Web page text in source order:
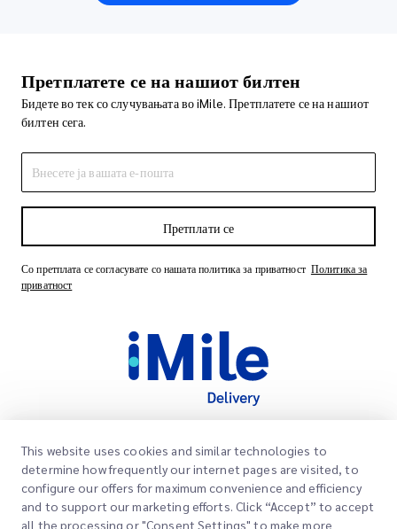
Претплатете се на нашиот билтен
Бидете во тек со случувањата во iMile. Претплатете се на нашиот
билтен сега.
Претплати се
Со претплата се согласувате со нашата политика за приватност Политика за
приватност
Брзи линкови
Локации на канцеларии
Корпоративно
Наши услуги
This website uses cookies and similar technologies to
determine how frequently our internet pages are visited, to
configure our offers for maximum convenience and efficiency
and to support our marketing efforts. Click “Accept” to accept
all the processing or "Consent Settings" to make more